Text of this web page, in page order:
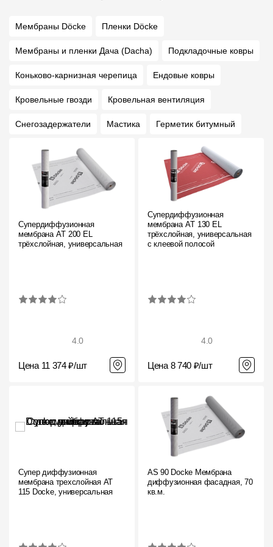
Мембраны Döcke Пленки Döcke
Мембраны и пленки Дача (Dacha) Подкладочные ковры
Коньково-карнизная черепица Ендовые ковры
Кровельные гвозди Кровельная вентиляция
Снегозадержатели Мастика Герметик битумный
Супердиффузионная
мембрана АT 200 EL
трёхслойная, универсальная
4.0
Цена 11 374 ₽/шт
Супердиффузионная
мембрана АT 130 EL
трёхслойная, универсальная
с клеевой полосой
4.0
Цена 8 740 ₽/шт
Супер диффузионная
мембрана трехслойная AT
115 Docke, универсальная
AS 90 Docke Мембрана
диффузионная фасадная, 70
кв.м.